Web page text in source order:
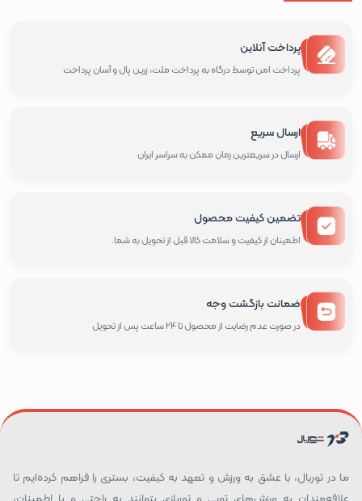
پرداخت آنلاین
پرداخت امن توسط درگاه به پرداخت ملت، زرین پال و آسان پرداخت
ارسال سریع
ارسال در سریعترین زمان ممکن به سراسر ایران
تضمین کیفیت محصول
اطمینان از کیفیت و سلامت کالا قبل از تحویل به شما.
ضمانت بازگشت وجه
در صورت عدم رضایت از محصول تا 24 ساعت پس از تحویل
ما در توربال، با عشق به ورزش و تعهد به کیفیت، بستری را فراهم کرده‌ایم تا